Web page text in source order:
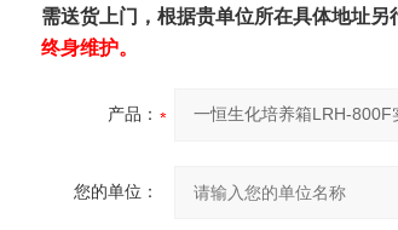
需送货上门，根据贵单位所在具体地址
终身维护。
产品：
您的单位：